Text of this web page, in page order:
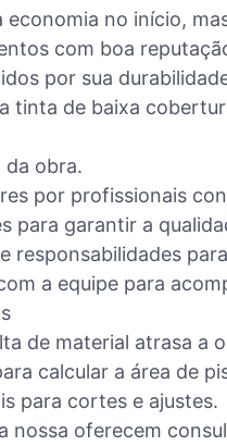
no início,
com boa
por sua
tinta de baixa
obra.
por profissionais
para garantir a
responsabilidades
a equipe para
de material atrasa a
calcular a área de
para cortes e ajustes.
nossa oferecem